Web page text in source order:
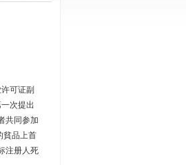
可证副
次提出
共同参加
貧品上首
注册人死